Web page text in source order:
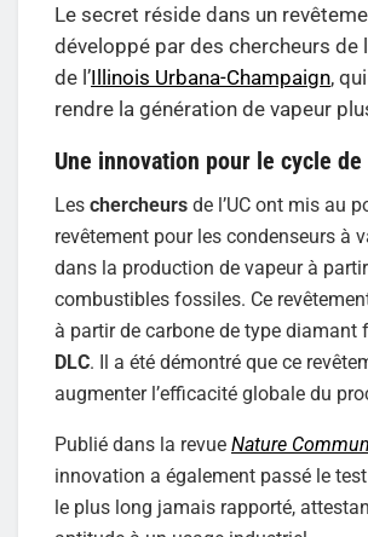
Le secret réside dans un
développé par des chercheurs de
de l’Illinois Urbana-Champaign,
rendre la génération de vapeur
Une innovation pour le cycle
Les chercheurs de l’UC ont mis au
revêtement pour les condenseurs à
dans la production de vapeur à
combustibles fossiles. Ce
à partir de carbone de type diamant
DLC. Il a été démontré que ce
augmenter l’efficacité globale du
Publié dans la revue Nature
innovation a également passé le
le plus long jamais rapporté,